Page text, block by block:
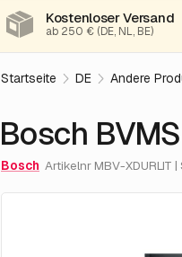
Kostenloser Versand
ab 250 € (DE, NL, BE)
Startseite DE Andere
Bosch
Bosch Artikelnr MBV-XDURLIT